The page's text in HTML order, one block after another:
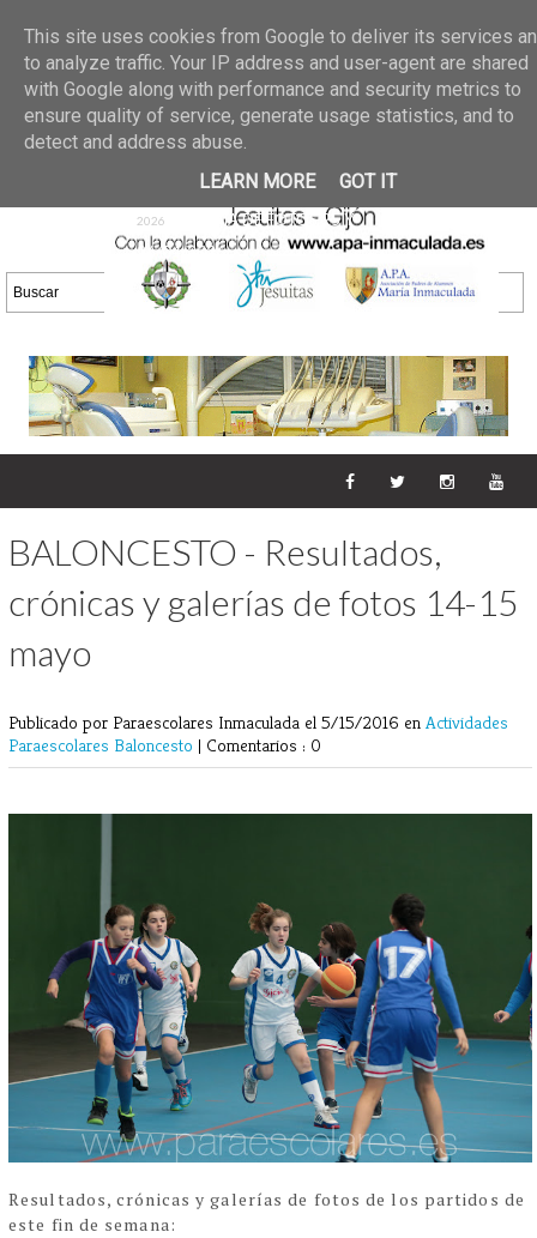
02 jun 2026
GALERIA DE FOTOS
30/05/2026
25 may 2026
GALERIA
DE FOTOS 23/05/2026
20 may
2026
GALERIA DE FOTOS
16/05/2026
DE FOTOS 09/05/2026
28 abr
2026
GALERIA DE FOTOS 25 Y
26/04/2026
BALONCESTO - Resultados,
crónicas y galerías de fotos 14-15
mayo
Publicado por Paraescolares Inmaculada el 5/15/2016 en Actividades
Paraescolares Baloncesto | Comentarios : 0
Resultados, crónicas y galerías de fotos de los partidos de
este fin de semana:
This site uses cookies from Google to deliver its services
to analyze traffic. Your IP address and user-agent are shared
with Google along with performance and security metrics to
ensure quality of service, generate usage statistics, and to
detect and address abuse.
LEARN MORE
GOT IT